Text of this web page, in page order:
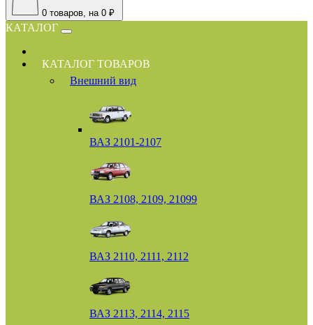
0 товаров, на 0 ₽
КАТАЛОГ
КАТАЛОГ ТОВАРОВ
Внешний вид
ВАЗ 2101-2107
ВАЗ 2108, 2109, 21099
ВАЗ 2110, 2111, 2112
ВАЗ 2113, 2114, 2115